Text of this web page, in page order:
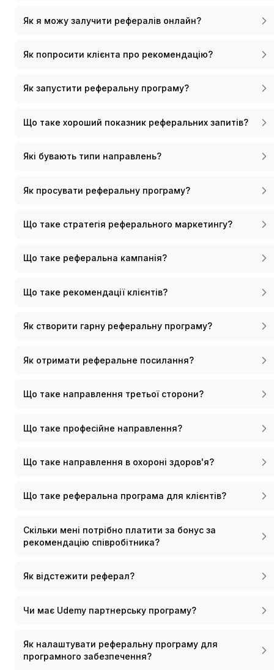
Як я можу залучити рефералів онлайн?
Як попросити клієнта про рекомендацію?
Як запустити реферальну програму?
Що таке хороший показник реферальних запитів?
Які бувають типи направлень?
Як просувати реферальну програму?
Що таке стратегія реферального маркетингу?
Що таке реферальна кампанія?
Що таке рекомендації клієнтів?
Як створити гарну реферальну програму?
Як отримати реферальне посилання?
Що таке направлення третьої сторони?
Що таке професійне направлення?
Що таке направлення в охороні здоров'я?
Що таке реферальна програма для клієнтів?
Скільки мені потрібно платити за бонус за
рекомендацію співробітника?
Як відстежити реферал?
Чи має Udemy партнерську програму?
Як налаштувати реферальну програму для
програмного забезпечення?